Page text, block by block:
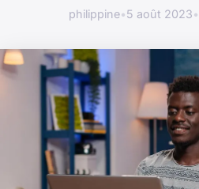
philippine•5 août 2023•